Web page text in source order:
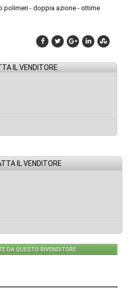
polimeri - doppia azione - ottime
IL VENDITORE
IL VENDITORE
DA QUESTO RIVENDITORE